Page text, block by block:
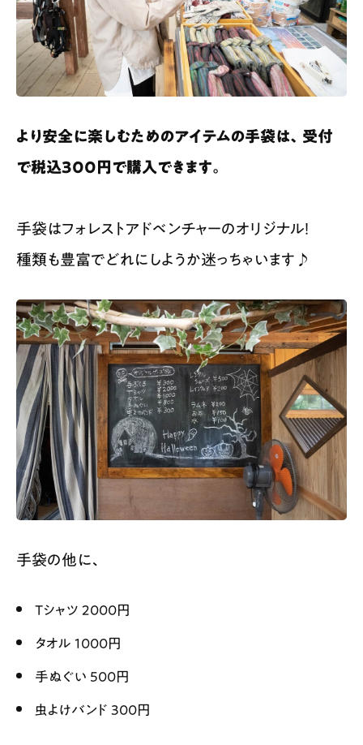
より安全に楽しむためのアイテムの手袋は、受付
で税込300円で購入できます。
手袋はフォレストアドベンチャーのオリジナル！
種類も豊富でどれにしようか迷っちゃいます♪
手袋の他に、
Tシャツ 2000円
タオル 1000円
手ぬぐい 500円
虫よけバンド 300円